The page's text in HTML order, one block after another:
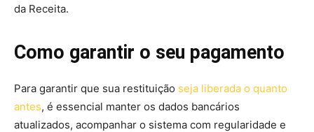
da Receita.
Como garantir o seu pagamento
Para garantir que sua restituição seja liberada o quanto
antes, é essencial manter os dados bancários
atualizados, acompanhar o sistema com regularidade e